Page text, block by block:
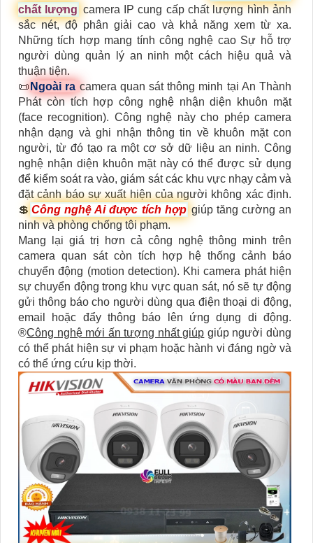
chất lượng camera IP cung cấp chất lượng hình ảnh
sắc nét, độ phân giải cao và khả năng xem từ xa.
Những tích hợp mang tính công nghệ cao Sự hỗ trợ
người dùng quản lý an ninh một cách hiệu quả và
thuận tiện.
📜 Ngoài ra camera quan sát thông minh tại An Thành
Phát còn tích hợp công nghệ nhận diện khuôn mặt
(face recognition). Công nghệ này cho phép camera
nhận dạng và ghi nhận thông tin về khuôn mặt con
người, từ đó tạo ra một cơ sở dữ liệu an ninh. Công
nghệ nhận diện khuôn mặt này có thể được sử dụng
để kiểm soát ra vào, giám sát các khu vực nhạy cảm và
đặt cảnh báo sự xuất hiện của người không xác định.
💲 Công nghệ Ai được tích hợp giúp tăng cường an
ninh và phòng chống tội phạm.
Mang lại giá trị hơn cả công nghệ thông minh trên
camera quan sát còn tích hợp hệ thống cảnh báo
chuyển động (motion detection). Khi camera phát hiện
sự chuyển động trong khu vực quan sát, nó sẽ tự động
gửi thông báo cho người dùng qua điện thoại di động,
email hoặc đẩy thông báo lên ứng dụng di động.
®️Công nghệ mới ấn tượng nhất giúp giúp người dùng
có thể phát hiện sự vi phạm hoặc hành vi đáng ngờ và
có thể ứng cứu kịp thời.